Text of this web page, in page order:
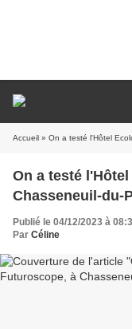
Accueil » On a testé l'Hôtel
On a testé
Chasseneuil-du-
Publié le 04/12/2023 à
Par Céline